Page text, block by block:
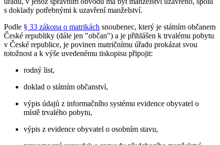
s doklady potřebnými k uzavření manželství.
Podle § 33 zákona o matrikách snoubenec, který je státním občanem
České republiky (dále jen "občan") a je přihlášen k trvalému pobytu
v České republice, je povinen matričnímu úřadu prokázat svou
totožnost a k výše uvedenému tiskopisu připojit:
rodný list,
doklad o státním občanství,
výpis údajů z informačního systému evidence obyvatel o
místě trvalého pobytu,
výpis z evidence obyvatel o osobním stavu,